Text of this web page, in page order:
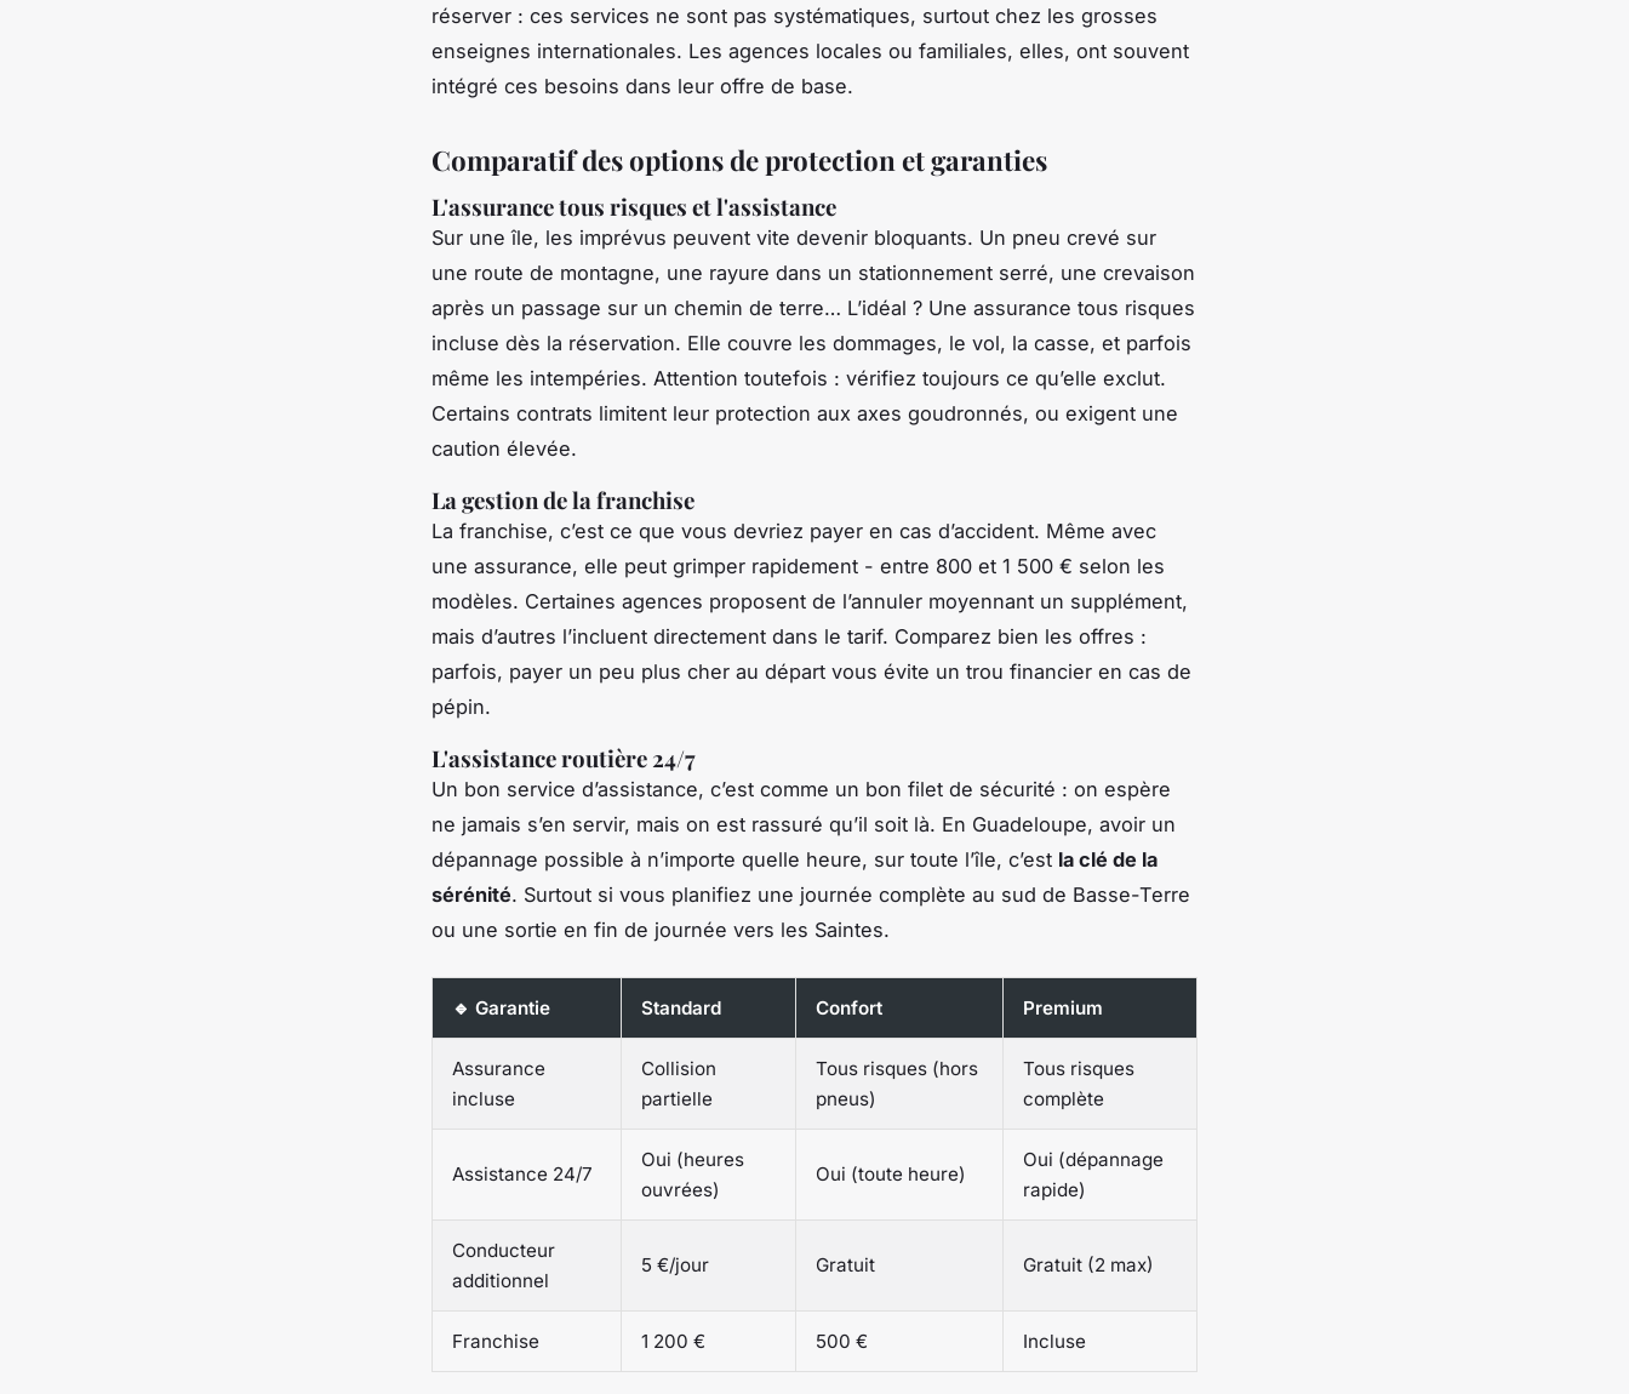
réserver : ces services ne sont pas systématiques, surtout chez les grosses
enseignes internationales. Les agences locales ou familiales, elles, ont souvent
intégré ces besoins dans leur offre de base.
Comparatif des options de protection et garanties
L'assurance tous risques et l'assistance
Sur une île, les imprévus peuvent vite devenir bloquants. Un pneu crevé sur
une route de montagne, une rayure dans un stationnement serré, une crevaison
après un passage sur un chemin de terre… L’idéal ? Une assurance tous risques
incluse dès la réservation. Elle couvre les dommages, le vol, la casse, et parfois
même les intempéries. Attention toutefois : vérifiez toujours ce qu’elle exclut.
Certains contrats limitent leur protection aux axes goudronnés, ou exigent une
caution élevée.
La gestion de la franchise
La franchise, c’est ce que vous devriez payer en cas d’accident. Même avec
une assurance, elle peut grimper rapidement - entre 800 et 1 500 € selon les
modèles. Certaines agences proposent de l’annuler moyennant un supplément,
mais d’autres l’incluent directement dans le tarif. Comparez bien les offres :
parfois, payer un peu plus cher au départ vous évite un trou financier en cas de
pépin.
L'assistance routière 24/7
Un bon service d’assistance, c’est comme un bon filet de sécurité : on espère
ne jamais s’en servir, mais on est rassuré qu’il soit là. En Guadeloupe, avoir un
dépannage possible à n’importe quelle heure, sur toute l’île, c’est la clé de la
sérénité. Surtout si vous planifiez une journée complète au sud de Basse-Terre
ou une sortie en fin de journée vers les Saintes.
🔹 Garantie Standard Confort Premium
Assurance
incluse
Collision
partielle
Tous risques (hors
pneus)
Tous risques
complète
Assistance 24/7
Oui (heures
ouvrées)
Oui (toute heure)
Oui (dépannage
rapide)
Conducteur
additionnel
5 €/jour Gratuit Gratuit (2 max)
Franchise 1 200 € 500 € Incluse